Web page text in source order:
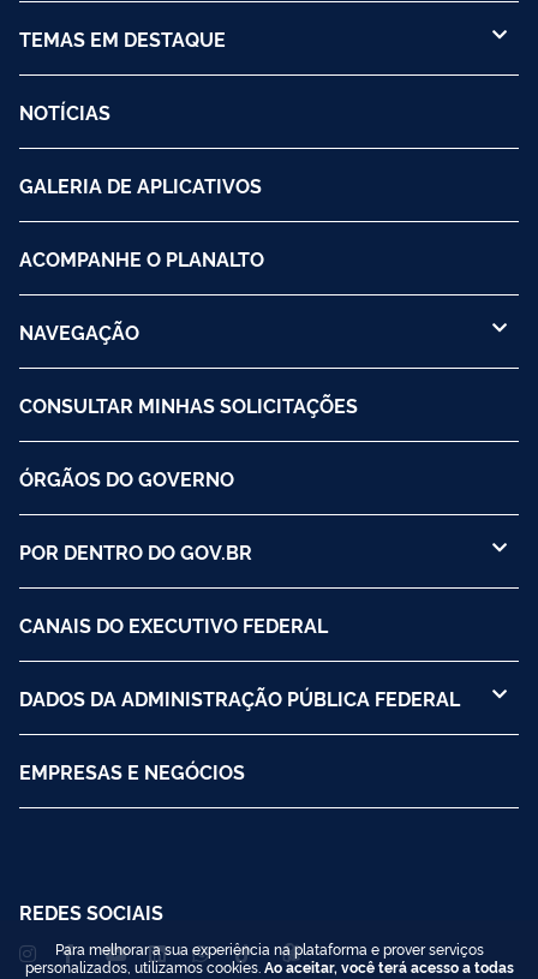
TEMAS EM DESTAQUE
NOTÍCIAS
GALERIA DE APLICATIVOS
ACOMPANHE O PLANALTO
NAVEGAÇÃO
CONSULTAR MINHAS SOLICITAÇÕES
ÓRGÃOS DO GOVERNO
POR DENTRO DO GOV.BR
CANAIS DO EXECUTIVO FEDERAL
DADOS DA ADMINISTRAÇÃO PÚBLICA FEDERAL
EMPRESAS E NEGÓCIOS
REDES SOCIAIS
Para melhorar a sua experiência na plataforma e prover serviços
personalizados, utilizamos cookies. Ao aceitar, você terá acesso a todas